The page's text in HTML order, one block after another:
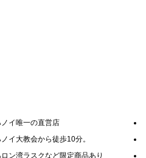
イ唯一の直営店
イ大教会から徒歩10分。
ン湾ラスクなど限定商品あり